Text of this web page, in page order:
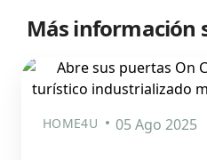
Más información
HOME4U 05 Ago 2025